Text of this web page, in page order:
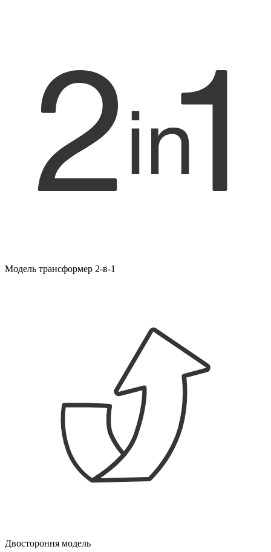
Модель трансформер 2-в-1
Двостороння модель